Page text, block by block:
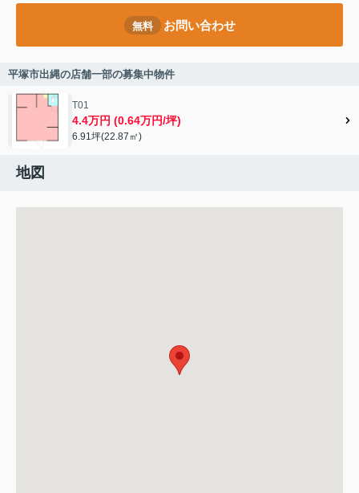
無料 お問い合わせ
平塚市出縄の店舗一部の募集中物件
T01
4.4万円 (0.64万円/坪)
6.91坪(22.87㎡)
地図